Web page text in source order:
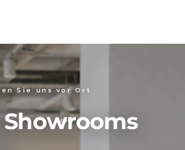
Sie uns vor Ort
Showrooms